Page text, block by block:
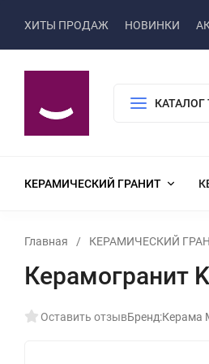
ХИТЫ ПРОДАЖ НОВИНКИ
КАТАЛОГ
КЕРАМИЧЕСКИЙ ГРАНИТ
Главная / КЕРАМИЧЕСКИЙ
Керамогранит
Оставить отзывБренд:Керама